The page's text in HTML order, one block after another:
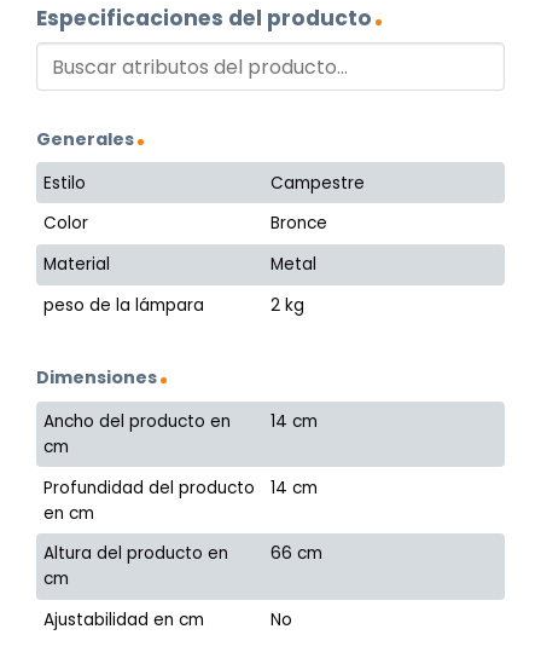
Especificaciones del producto
Generales
Estilo
Campestre
Color
Bronce
Material
Metal
peso de la lámpara
2 kg
Dimensiones
Ancho del producto en
cm
14 cm
Profundidad del producto
en cm
14 cm
Altura del producto en
cm
66 cm
Ajustabilidad en cm No